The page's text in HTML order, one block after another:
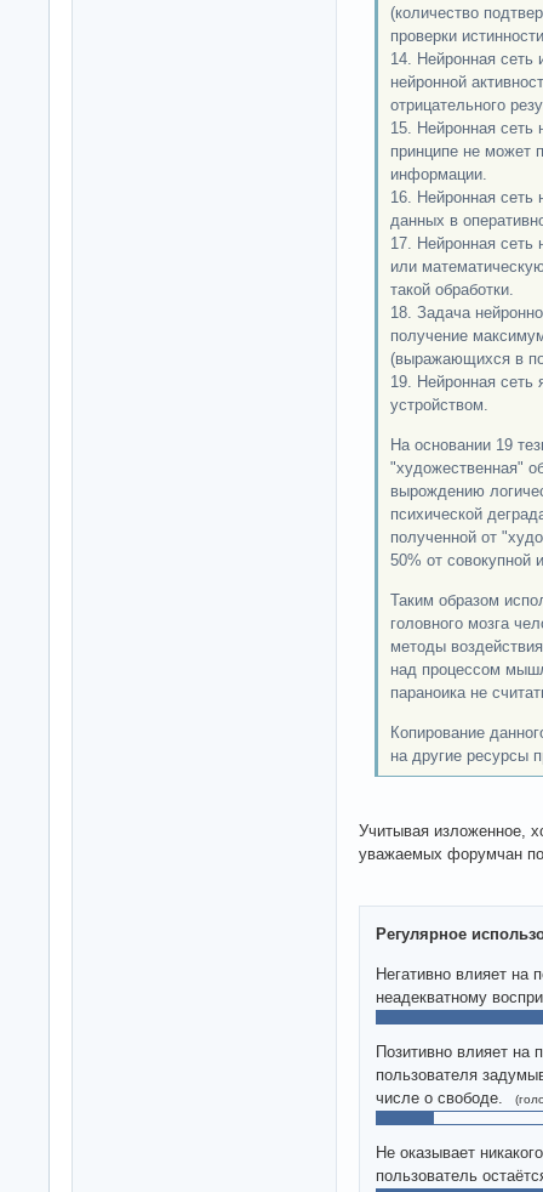
(количество
проверки
14. Нейронная сеть
нейронной
отрицательного
15. Нейронная сеть
принципе не может
информации.
16. Нейронная сеть
данных в
17. Нейронная сеть
или
такой обработки.
18. Задача
получение
(выражающихся в
19. Нейронная
устройством.
На основании 19
"художественная"
вырождению
психической
полученной от
50% от совокупной
Таким образом
головного мозга
методы
над процессом
параноика не
Копирование
на другие ресурсы
Учитывая изложенное,
уважаемых форумчан
Регулярное
Негативно влияет на
неадекватному
Позитивно влияет на
пользователя
числе о свободе.
Не оказывает
пользователь